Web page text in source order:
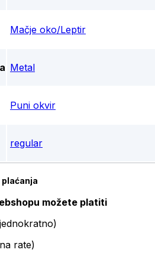
Mačje oko/Leptir
Metal
Puni okvir
regular
možete platiti
rate)